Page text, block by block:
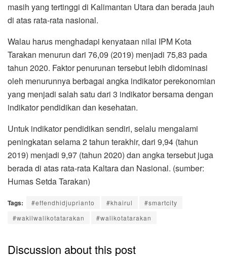
masih yang tertinggi di Kalimantan Utara dan berada jauh
di atas rata-rata nasional.
Walau harus menghadapi kenyataan nilai IPM Kota
Tarakan menurun dari 76,09 (2019) menjadi 75,83 pada
tahun 2020. Faktor penurunan tersebut lebih didominasi
oleh menurunnya berbagai angka indikator perekonomian
yang menjadi salah satu dari 3 indikator bersama dengan
indikator pendidikan dan kesehatan.
Untuk indikator pendidikan sendiri, selalu mengalami
peningkatan selama 2 tahun terakhir, dari 9,94 (tahun
2019) menjadi 9,97 (tahun 2020) dan angka tersebut juga
berada di atas rata-rata Kaltara dan Nasional. (sumber:
Humas Setda Tarakan)
Tags: #effendhidjuprianto #khairul
#smartcity
#wakilwalikotatarakan
#walikotatarakan
Discussion about this post